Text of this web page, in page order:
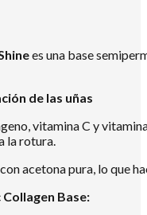
es una base
de las uñas
vitamina C y
la rotura.
acetona pura, lo que
Base: